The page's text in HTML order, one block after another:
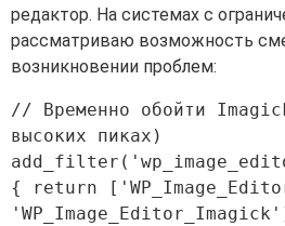
редактор. На системах с
рассматриваю возможность
возникновении проблем:
// Временно обойти
высоких пиках)
{ return